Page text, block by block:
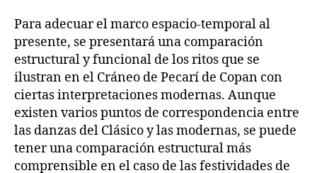
Para adecuar el marco espacio-temporal al
presente, se presentará una comparación
estructural y funcional de los ritos que se
ilustran en el Cráneo de Pecarí de Copan con
ciertas interpretaciones modernas. Aunque
existen varios puntos de correspondencia entre
las danzas del Clásico y las modernas, se puede
tener una comparación estructural más
comprensible en el caso de las festividades de